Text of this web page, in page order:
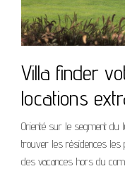
Villa finder
locations
Orienté sur le segment du
trouver les résidences les
des vacances hors du